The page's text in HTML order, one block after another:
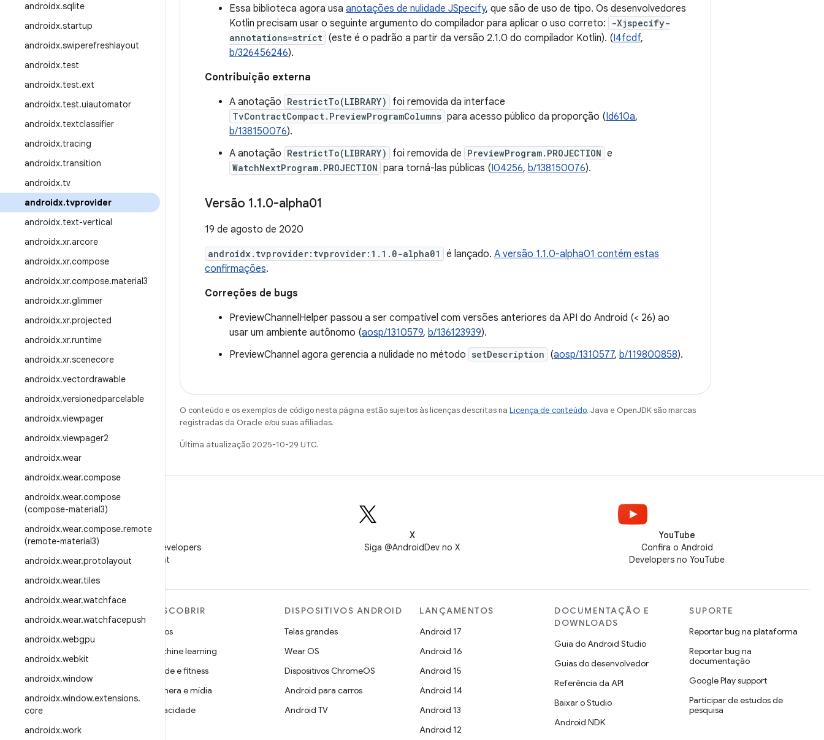
androidx.sqlite
androidx.startup
androidx.swiperefreshlayout
androidx.test
androidx.test.ext
androidx.test.uiautomator
androidx.textclassifier
androidx.tracing
androidx.transition
androidx.tv
androidx.tvprovider
androidx.text-vertical
androidx.xr.arcore
androidx.xr.compose
androidx.xr.compose.material3
androidx.xr.glimmer
androidx.xr.projected
androidx.xr.runtime
androidx.xr.scenecore
androidx.vectordrawable
androidx.versionedparcelable
androidx.viewpager
androidx.viewpager2
androidx.wear
androidx.wear.compose
androidx.wear.compose
(compose-material3)
androidx.wear.compose.remote
(remote-material3)
androidx.wear.protolayout
androidx.wear.tiles
androidx.wear.watchface
androidx.wear.watchfacepush
androidx.webgpu
androidx.webkit
androidx.window
androidx.window.extensions.
core
androidx.work
Essa biblioteca agora usa anotações de nulidade JSpecify, que são de uso de tipo. Os desenvolvedores
Kotlin precisam usar o seguinte argumento do compilador para aplicar o uso correto:
-Xjspecify-
annotations=strict (este é o padrão a partir da versão 2.1.0 do compilador Kotlin). (I4fcdf,
b/326456246).
Contribuição externa
A anotação RestrictTo(LIBRARY) foi removida da interface
TvContractCompact.PreviewProgramColumns para acesso público da proporção (Id610a,
b/138150076).
A anotação RestrictTo(LIBRARY) foi removida de PreviewProgram.PROJECTION e
WatchNextProgram.PROJECTION para torná-las públicas (I04256, b/138150076).
Versão 1.1.0-alpha01
19 de agosto de 2020
androidx.tvprovider:tvprovider:1.1.0-alpha01 é lançado. A versão 1.1.0-alpha01 contém estas
confirmações.
Correções de bugs
PreviewChannelHelper passou a ser compatível com versões anteriores da API do Android (< 26) ao
usar um ambiente autônomo (aosp/1310579, b/136123939).
PreviewChannel agora gerencia a nulidade no método setDescription (aosp/1310577, b/119800858).
O conteúdo e os exemplos de código nesta página estão sujeitos às licenças descritas na Licença de conteúdo. Java e OpenJDK são marcas
registradas da Oracle e/ou suas afiliadas.
Última atualização 2025-10-29 UTC.
WeChat
Siga o Android Developers
no WeChat
X
Siga @AndroidDev no X
YouTube
Confira o Android
Developers no YouTube
Notícias
Blog
DESCOBRIR
Jogos
Machine learning
Saúde e fitness
Câmera e mídia
Privacidade
DISPOSITIVOS ANDROID
Telas grandes
Wear OS
Dispositivos ChromeOS
Android para carros
Android TV
LANÇAMENTOS
Android 17
Android 16
Android 15
Android 14
Android 13
Android 12
DOCUMENTAÇÃO E
DOWNLOADS
Guia do Android Studio
Guias do desenvolvedor
Referência da API
Baixar o Studio
Android NDK
SUPORTE
Reportar bug na plataforma
Reportar bug na
documentação
Google Play support
Participar de estudos de
pesquisa